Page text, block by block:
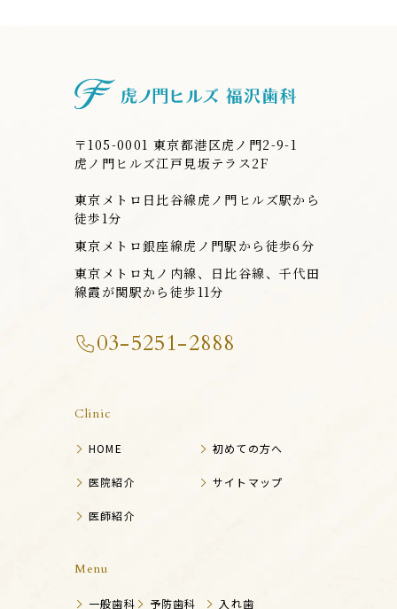
〒105-0001 東京都港区虎ノ門2-9-1
虎ノ門ヒルズ江戸見坂テラス2F
東京メトロ日比谷線虎ノ門ヒルズ駅から
徒歩1分
東京メトロ銀座線虎ノ門駅から徒歩6分
東京メトロ丸ノ内線、日比谷線、千代田
線霞が関駅から徒歩11分
03-5251-2888
Clinic
HOME
医院紹介
医師紹介
初めての方へ
サイトマップ
Menu
一般歯科 予防歯科 入れ歯